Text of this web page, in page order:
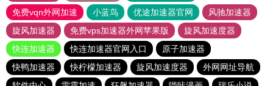
免费vqn外网加速
小蓝鸟 优途加速器官网
风驰加速器
旋风加速器
免费vps加速器外网苹果版
旋风加速度器
快连加速器
快连加速器官网入口
原子加速器
快鸭加速器
快柠檬加速器 旋风加速度器
外网网址导航